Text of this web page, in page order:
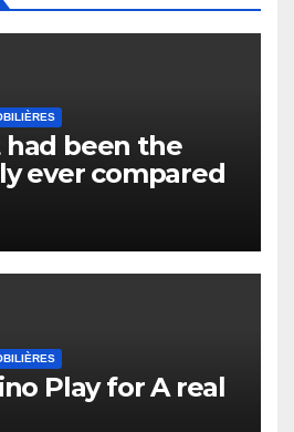
been the
ever compared
actually?
Learners
Play for A real